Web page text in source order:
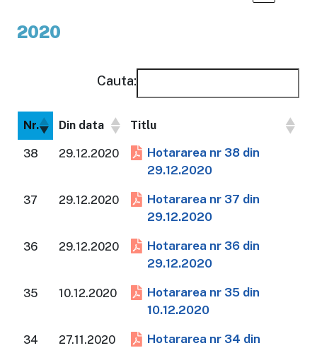
2020
Cauta:
Nr. Din data Titlu
38 29.12.2020
Hotararea nr 38 din
29.12.2020
37 29.12.2020
Hotararea nr 37 din
29.12.2020
36 29.12.2020
Hotararea nr 36 din
29.12.2020
35 10.12.2020
Hotararea nr 35 din
10.12.2020
34 27.11.2020
Hotararea nr 34 din